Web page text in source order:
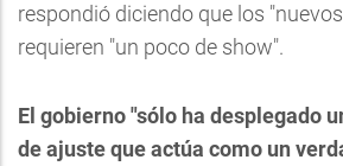
respondió diciendo que los
requieren "un poco de show".
El gobierno "sólo ha desplegado
de ajuste que actúa como un